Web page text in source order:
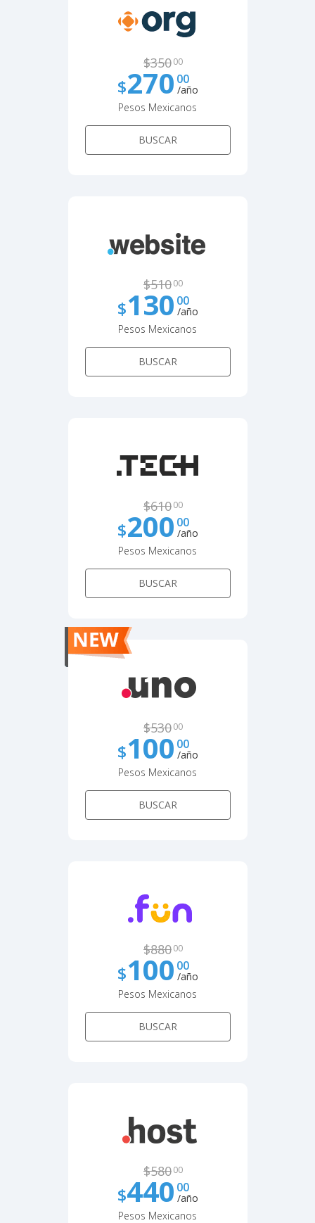
$35000
$270 00
/año
Pesos Mexicanos
BUSCAR
$51000
$130 00
/año
Pesos Mexicanos
BUSCAR
$61000
$200 00
/año
Pesos Mexicanos
BUSCAR
$53000
$100 00
/año
Pesos Mexicanos
BUSCAR
$88000
$100 00
/año
Pesos Mexicanos
BUSCAR
$58000
$440 00
/año
Pesos Mexicanos